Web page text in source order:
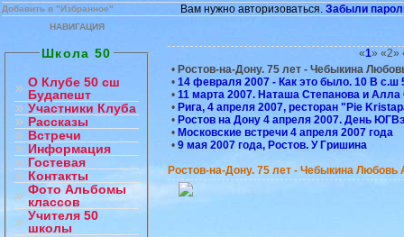
Добавить в "Избранное" Вам нужно авторизоваться. Забыли
НАВИГАЦИЯ
Школа 50
О Клубе 50 сш
Будапешт
Участники Клуба
Рассказы
Встречи
Информация
Гостевая
Контакты
Фото Альбомы
классов
Учителя 50
школы
«1» «2»
• Ростов-на-Дону. 75 лет - Чебыкина
• 14 февраля 2007 - Как это было. 10 В с.ш
• 11 марта 2007. Наташа Степанова и
• Рига, 4 апреля 2007, ресторан "Pie
• Ростов на Дону 4 апреля 2007. День
• Московские встречи 4 апреля 2007 года
• 9 мая 2007 года, Ростов. У Гришина
Ростов-на-Дону. 75 лет - Чебыкина Любовь